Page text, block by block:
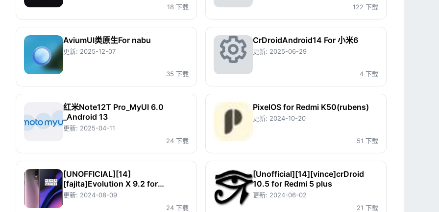
18 下载
资
源
图
标
122 下载
AviumUI类原生For nabu
更新: 2025-12-07
35 下载
资
源
图
标
CrDroidAndroid14 For 小米6
更新: 2025-06-29
4 下载
红米Note12T Pro_MyUI 6.0
_Android 13
更新: 2025-04-11
24 下载
PixelOS for Redmi K50(rubens)
更新: 2024-10-20
51 下载
[UNOFFICIAL][14]
[fajita]Evolution X 9.2 for
OnePlus 6T(fajita)
更新: 2024-08-09
24 下载
[Unofficial][14][vince]crDroid
10.5 for Redmi 5 plus
更新: 2024-06-02
21 下载